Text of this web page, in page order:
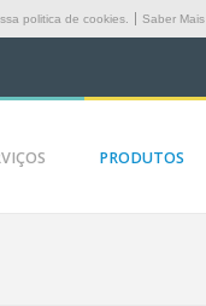
politica de cookies. Saber Mais
PRODUTOS